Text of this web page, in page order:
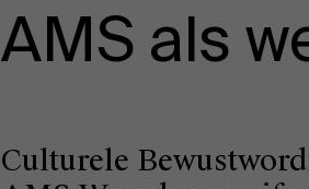
AMS als
Culturele